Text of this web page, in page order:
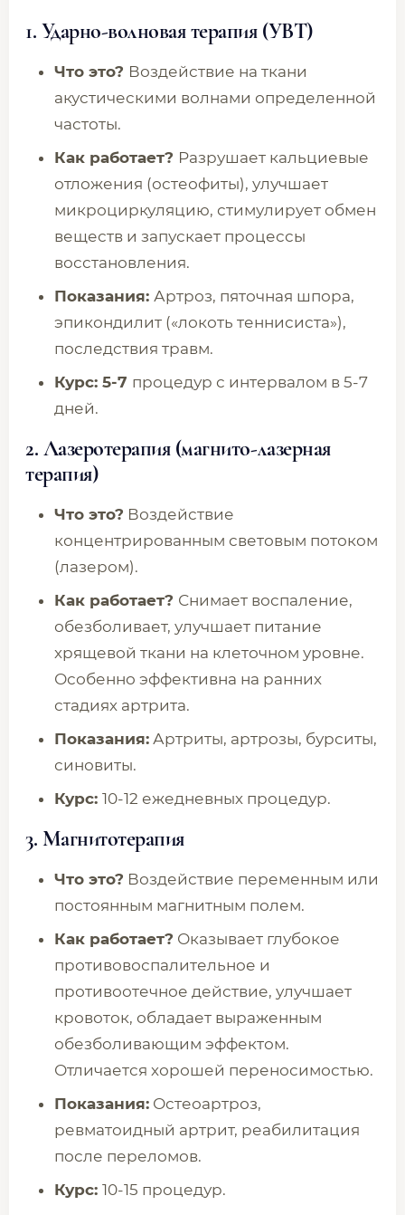
1. Ударно-волновая терапия (УВТ)
Что это? Воздействие на ткани
акустическими волнами определенной
частоты.
Как работает? Разрушает кальциевые
отложения (остеофиты), улучшает
микроциркуляцию, стимулирует обмен
веществ и запускает процессы
восстановления.
Показания: Артроз, пяточная шпора,
эпикондилит («локоть теннисиста»),
последствия травм.
Курс: 5-7 процедур с интервалом в 5-7
дней.
2. Лазеротерапия (магнито-лазерная
терапия)
Что это? Воздействие
концентрированным световым потоком
(лазером).
Как работает? Снимает воспаление,
обезболивает, улучшает питание
хрящевой ткани на клеточном уровне.
Особенно эффективна на ранних
стадиях артрита.
Показания: Артриты, артрозы, бурситы,
синовиты.
Курс: 10-12 ежедневных процедур.
3. Магнитотерапия
Что это? Воздействие переменным или
постоянным магнитным полем.
Как работает? Оказывает глубокое
противовоспалительное и
противоотечное действие, улучшает
кровоток, обладает выраженным
обезболивающим эффектом.
Отличается хорошей переносимостью.
Показания: Остеоартроз,
ревматоидный артрит, реабилитация
после переломов.
Курс: 10-15 процедур.